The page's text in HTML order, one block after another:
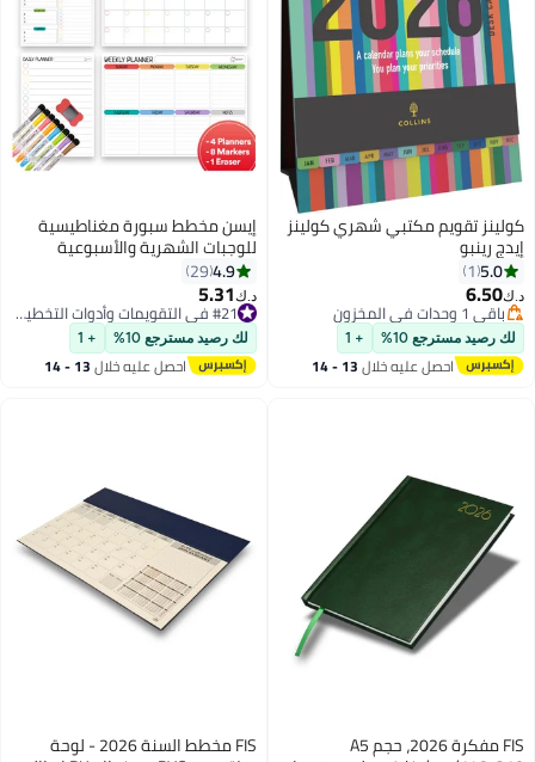
كولينز تقويم مكتبي شهري كولينز
إيدج رينبو
5.0
1
د.ك‏6.50
باقي 1 وحدات في المخزون
باقي 1 وحدات في المخزون
لك رصيد مسترجع 10% + 1
احصل عليه خلال 13 - 14
إيسن مخطط سبورة مغناطيسية
للوجبات الشهرية والأسبوعية
أقلام تحديد وممحاة واحدة (ألوان
متنوعة)
4.9
29
د.ك‏5.31
#21 في التقويمات وأدوات التخطيط والتنظيم
لك رصيد مسترجع 10% + 1
احصل عليه خلال 13 - 14
FIS مفكرة 2026، حجم A5 FIS مخطط السنة 2026 - لوحة